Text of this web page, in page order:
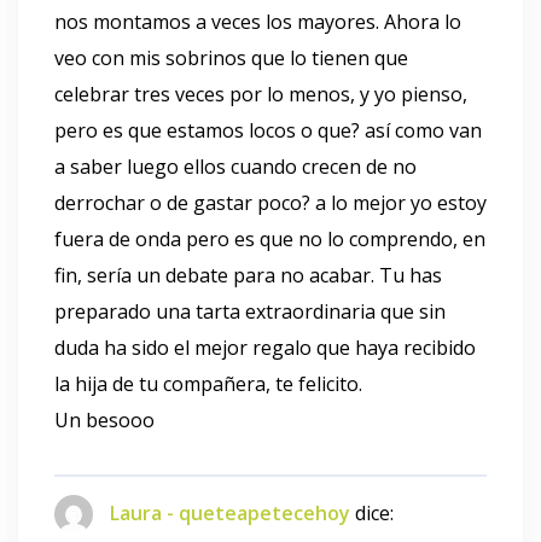
nos montamos a veces los mayores. Ahora lo
veo con mis sobrinos que lo tienen que
celebrar tres veces por lo menos, y yo pienso,
pero es que estamos locos o que? así como van
a saber luego ellos cuando crecen de no
derrochar o de gastar poco? a lo mejor yo estoy
fuera de onda pero es que no lo comprendo, en
fin, sería un debate para no acabar. Tu has
preparado una tarta extraordinaria que sin
duda ha sido el mejor regalo que haya recibido
la hija de tu compañera, te felicito.
Un besooo
Laura - queteapetecehoy dice: